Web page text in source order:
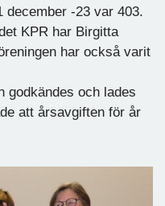
december -23 var 403.
KPR har Birgitta
har också varit
godkändes och lades
att årsavgiften för år